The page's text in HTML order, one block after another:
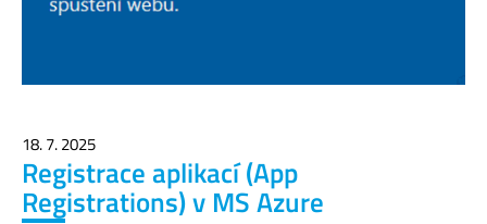
18. 7. 2025
Registrace aplikací (App
Registrations) v MS Azure